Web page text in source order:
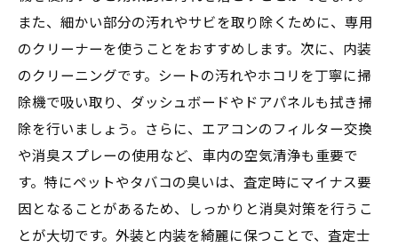
また、細かい部分の汚れやサビを取り除くために、専用
のクリーナーを使うことをおすすめします。次に、内装
のクリーニングです。シートの汚れやホコリを丁寧に掃
除機で吸い取り、ダッシュボードやドアパネルも拭き掃
除を行いましょう。さらに、エアコンのフィルター交換
や消臭スプレーの使用など、車内の空気清浄も重要で
す。特にペットやタバコの臭いは、査定時にマイナス要
因となることがあるため、しっかりと消臭対策を行うこ
とが大切です。外装と内装を綺麗に保つことで、査定士